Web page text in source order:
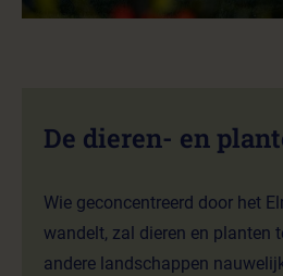
De dieren- en
Wie geconcentreerd door het
wandelt, zal dieren en planten
andere landschappen